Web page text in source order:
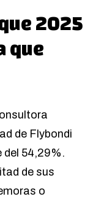
2025
que
de Flybondi
del 54,29%.
de sus
o